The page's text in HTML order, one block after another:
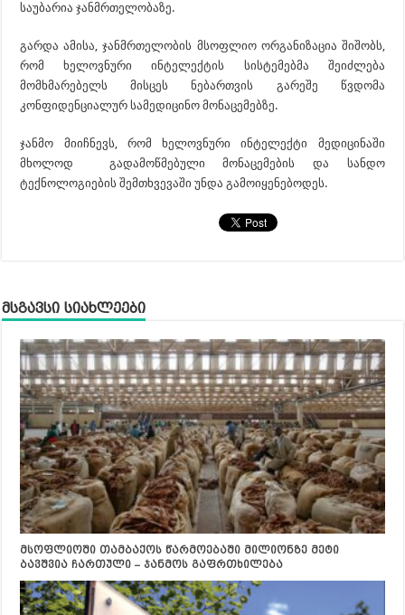
საუბარია ჯანმრთელობაზე.
გარდა ამისა, ჯანმრთელობის მსოფლიო ორგანიზაცია შიშობს,
რომ ხელოვნური ინტელექტის სისტემებმა შეიძლება
მომხმარებელს მისცეს ნებართვის გარეშე წვდომა
კონფიდენციალურ სამედიცინო მონაცემებზე.
ჯანმო მიიჩნევს, რომ ხელოვნური ინტელექტი მედიცინაში
მხოლოდ გადამოწმებული მონაცემების და სანდო
ტექნოლოგიების შემთხვევაში უნდაგამოიყენებოდეს.
მსგავსი სიახლეები
მსოფლიოში თამბაქოს წარმოებაში მილიონზე მეტი
ბავშვია ჩართული – ჯანმოს გაფრთხილება